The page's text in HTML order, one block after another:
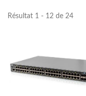
Résultat 1 - 12 de 24